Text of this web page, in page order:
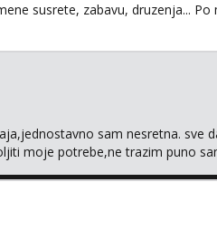
susrete, zabavu, druzenja... Po
sam nesretna. sve
moje potrebe,ne trazim puno